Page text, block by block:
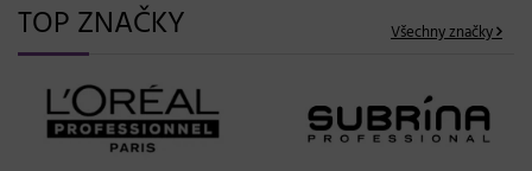
TOP ZNAČKY Všechny značky